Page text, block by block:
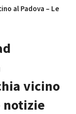
al Padova – Le
vicino
notizie